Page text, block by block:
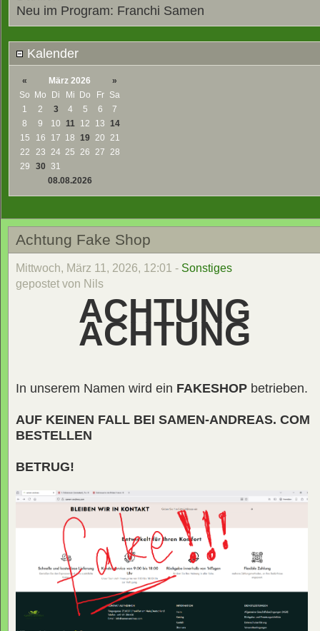
Neu im Program: Franchi Samen
Kalender
« März 2026
»
So Mo Di Mi Do Fr
Sa
1
2 3 4 5 6
7
8
9 10 11 12 13 14
15
16 17 18 19 20 21
22
23 24 25 26 27 28
29
30 31
08.08.2026
Achtung Fake Shop
Mittwoch, März 11, 2026, 12:01 - Sonstiges
gepostet von Nils
ACHTUNG
ACHTUNG
In unserem Namen wird ein FAKESHOP betrieben.
AUF KEINEN FALL BEI SAMEN-ANDREAS. COM
BESTELLEN
BETRUG!